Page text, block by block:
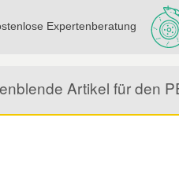
Expertenberatung
Artikel für den